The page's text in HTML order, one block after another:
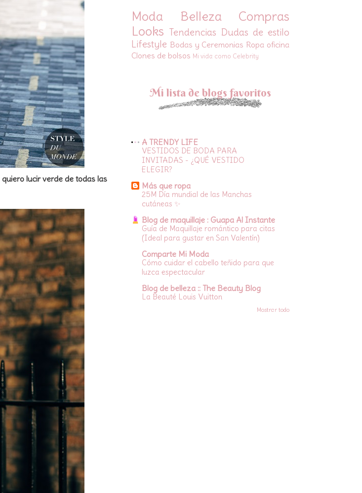
quiero lucir verde de todas las
Moda Belleza
Compras
Looks Tendencias Dudas de estilo
Lifestyle Bodas y Ceremonias Ropa oficina
Clones de bolsos Mi vida como Celebrity
Mi lista de blogs favoritos
A TRENDY LIFE
VESTIDOS DE BODA PARA
INVITADAS - ¿QUÉ VESTIDO
ELEGIR?
Más que ropa
25M Día mundial de las Manchas
cutáneas ✨
Blog de maquillaje : Guapa Al Instante
Guía de Maquillaje romántico para citas
(Ideal para gustar en San Valentín)
Comparte Mi Moda
Cómo cuidar el cabello teñido para que
luzca espectacular
Blog de belleza :: The Beauty Blog
La Beauté Louis Vuitton
Mostrar todo